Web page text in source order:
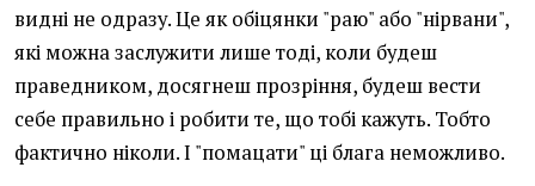
видні не одразу. Це як обіцянки "раю" або "нірвани",
які можна заслужити лише тоді, коли будеш
праведником, досягнеш прозріння, будеш вести
себе правильно і робити те, що тобі кажуть. Тобто
фактично ніколи. І "помацати" ці блага неможливо.